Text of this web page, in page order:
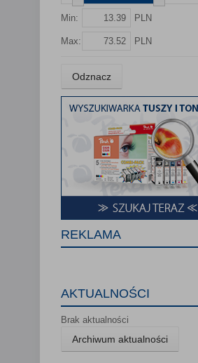
Min: PLN
Max: PLN
Odznacz
REKLAMA
AKTUALNOŚCI
Brak aktualności
Archiwum aktualności